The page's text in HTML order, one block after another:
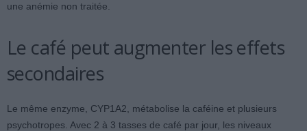
une anémie non traitée.
Le café peut augmenter les effets
secondaires
Le même enzyme, CYP1A2, métabolise la caféine et plusieurs
psychotropes. Avec 2 à 3 tasses de café par jour, les niveaux